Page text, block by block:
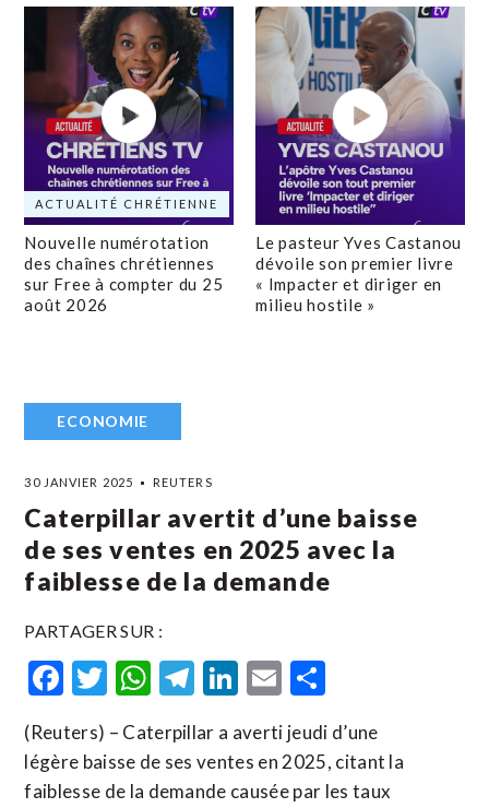
ACTUALITÉ CHRÉTIENNE
Nouvelle numérotation
des chaînes chrétiennes
sur Free à compter du 25
août 2026
Le pasteur Yves Castanou
dévoile son premier livre
« Impacter et diriger en
milieu hostile »
ECONOMIE
30 JANVIER 2025 REUTERS
Caterpillar avertit d’une baisse
de ses ventes en 2025 avec la
faiblesse de la demande
PARTAGER SUR :
Facebook
Twitter
WhatsApp
Telegram
LinkedIn
Email
(Reuters) – Caterpillar a averti jeudi d’une
légère baisse de ses ventes en 2025, citant la
faiblesse de la demande causée par les taux